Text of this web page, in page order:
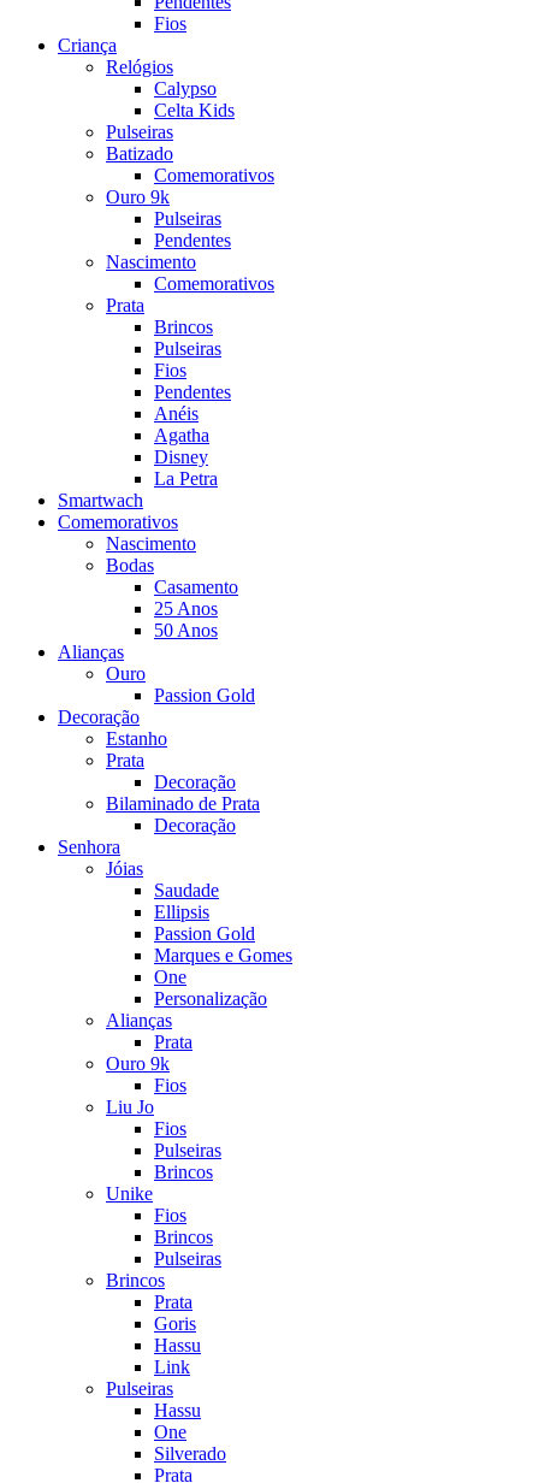
Fios
Criança
Relógios
Calypso
Celta Kids
Pulseiras
Batizado
Comemorativos
Ouro 9k
Pulseiras
Pendentes
Nascimento
Comemorativos
Prata
Brincos
Pulseiras
Fios
Pendentes
Anéis
Agatha
Disney
La Petra
Smartwach
Comemorativos
Nascimento
Bodas
Casamento
25 Anos
50 Anos
Alianças
Ouro
Passion Gold
Decoração
Estanho
Prata
Decoração
Bilaminado de Prata
Decoração
Senhora
Jóias
Saudade
Ellipsis
Passion Gold
Marques e Gomes
One
Personalização
Alianças
Prata
Ouro 9k
Fios
Liu Jo
Fios
Pulseiras
Brincos
Unike
Fios
Brincos
Pulseiras
Brincos
Prata
Goris
Hassu
Link
Pulseiras
Hassu
One
Silverado
Prata